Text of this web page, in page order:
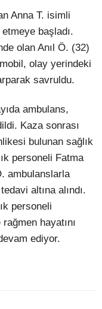
Dribbble
Telegram
Anna T. isimli
başladı.
olan Anıl Ö. (32)
olay yerindeki
savruldu.
ambulans,
Kaza sonrası
bulunan sağlık
personeli Fatma
ambulanslarla
altına alındı.
personeli
hayatını
ediyor.